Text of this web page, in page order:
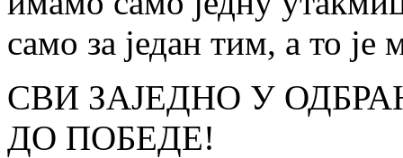
само за један тим, а то
СВИ ЗАЈЕДНО У
ДО ПОБЕДЕ!